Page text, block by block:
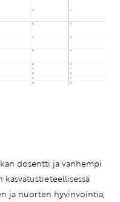
dosentti ja vanhempi
ja nuorten hyvinvointia,